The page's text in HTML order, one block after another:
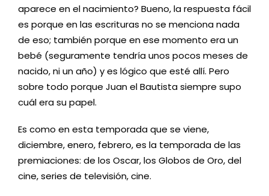
aparece en el nacimiento? Bueno, la respuesta fácil
es porque en las escrituras no se menciona nada
de eso; también porque en ese momento era un
bebé (seguramente tendría unos pocos meses de
nacido, ni un año) y es lógico que esté allí. Pero
sobre todo porque Juan el Bautista siempre supo
cuál era su papel.
Es como en esta temporada que se viene,
diciembre, enero, febrero, es la temporada de las
premiaciones: de los Oscar, los Globos de Oro, del
cine, series de televisión, cine.